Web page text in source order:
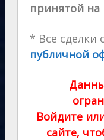
принятой на
* Все сделки
публичной
Войдите
сайте,